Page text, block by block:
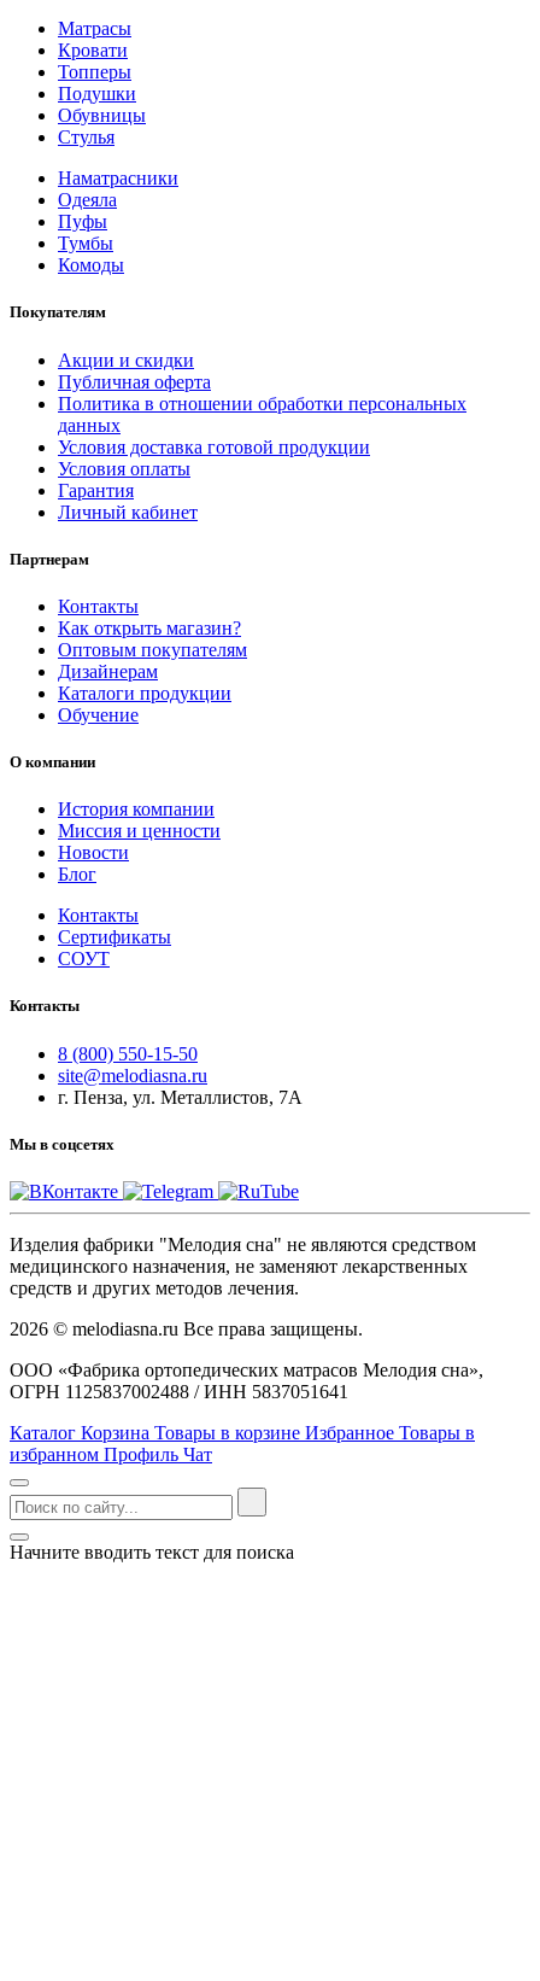
Матрасы
Кровати
Топперы
Подушки
Обувницы
Стулья
Наматрасники
Одеяла
Пуфы
Тумбы
Комоды
Покупателям
Акции и скидки
Публичная оферта
Политика в отношении обработки персональных
данных
Условия доставка готовой продукции
Условия оплаты
Гарантия
Личный кабинет
Партнерам
Контакты
Как открыть магазин?
Оптовым покупателям
Дизайнерам
Каталоги продукции
Обучение
О компании
История компании
Миссия и ценности
Новости
Блог
Контакты
Сертификаты
СОУТ
Контакты
8 (800) 550-15-50
site@melodiasna.ru
г. Пенза, ул. Металлистов, 7А
Мы в соцсетях
Изделия фабрики "Мелодия сна" не являются средством
медицинского назначения, не заменяют лекарственных
средств и других методов лечения.
2026 © melodiasna.ru Все права защищены.
ООО «Фабрика ортопедических матрасов Мелодия сна»,
ОГРН 1125837002488 / ИНН 5837051641
Каталог Корзина Товары в корзине Избранное Товары в
избранном Профиль Чат
Начните вводить текст для поиска